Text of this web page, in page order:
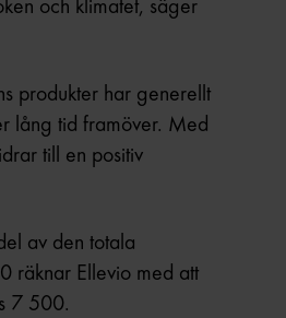
och klimatet, säger
produkter har generellt
lång tid framöver. Med
till en positiv
av den totala
räknar Ellevio med att
7 500.